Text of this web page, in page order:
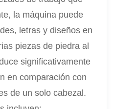
la máquina puede
letras y diseños en
piezas de piedra al
significativamente
en comparación con
de un solo cabezal.